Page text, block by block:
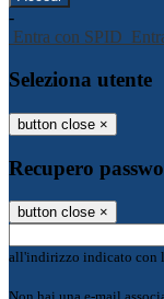
-
Entra con SPID
Seleziona utente
button close ×
Recupero
button close ×
all'indirizzo indicato con